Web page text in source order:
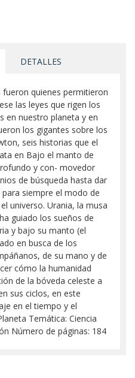
DETALLES
quienes permitieron
las leyes que rigen los
en nuestro planeta y en
los gigantes sobre los
seis historias que el
en Bajo el manto de
y con- movedor
de búsqueda hasta dar
siempre el modo de
universo. Urania, la musa
guiado los sueños de
y bajo su manto (el
en busca de los
de su mano y de
cómo la humanidad
de la bóveda celeste a
sus ciclos, en este
en el tiempo y el
Temática: Ciencia
Número de páginas: 184